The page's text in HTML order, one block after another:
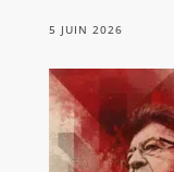
5 JUIN 2026